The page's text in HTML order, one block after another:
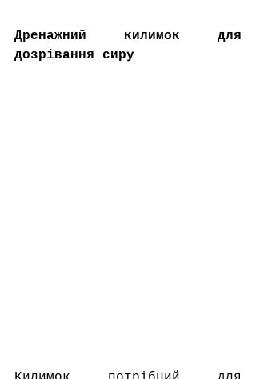
Дренажний килимок для
дозрівання сиру